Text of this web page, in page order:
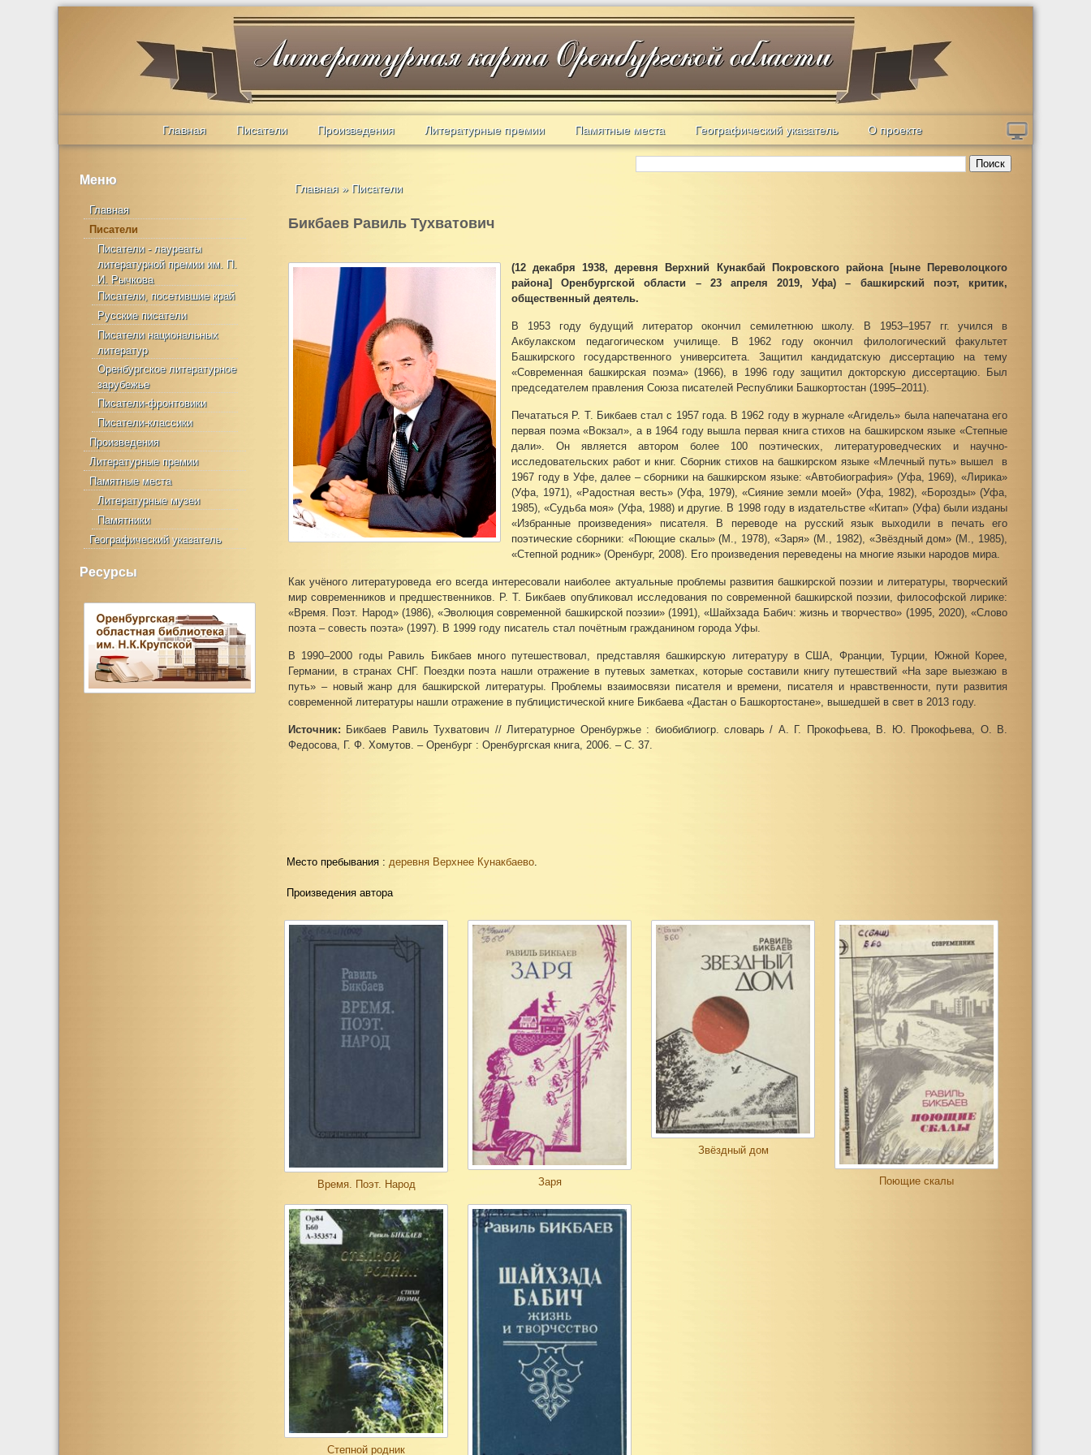
Главная Писатели Произведения Литературные премии Памятные места Географический указатель О проекте
Поиск
Меню
Главная
Писатели
Писатели - лауреаты
литературной премии им. П.
И. Рычкова
Писатели, посетившие край
Русские писатели
Писатели национальных
литератур
Оренбургское литературное
зарубежье
Писатели-фронтовики
Писатели-классики
Произведения
Литературные премии
Памятные места
Литературные музеи
Памятники
Географический указатель
Ресурсы
Главная » Писатели
Бикбаев Равиль Тухватович
(12 декабря 1938, деревня Верхний Кунакбай Покровского района [ныне Переволоцкого
района] Оренбургской области – 23 апреля 2019, Уфа) – башкирский поэт, критик,
общественный деятель.
В 1953 году будущий литератор окончил семилетнюю школу. В 1953–1957 гг. учился в
Акбулакском педагогическом училище. В 1962 году окончил филологический факультет
Башкирского государственного университета. Защитил кандидатскую диссертацию на тему
«Современная башкирская поэма» (1966), в 1996 году защитил докторскую диссертацию. Был
председателем правления Союза писателей Республики Башкортостан (1995–2011).
Печататься Р. Т. Бикбаев стал с 1957 года. В 1962 году в журнале «Агидель» была напечатана его
первая поэма «Вокзал», а в 1964 году вышла первая книга стихов на башкирском языке «Степные
дали». Он является автором более 100 поэтических, литературоведческих и научно-
исследовательских работ и книг. Сборник стихов на башкирском языке «Млечный путь» вышел в
1967 году в Уфе, далее – сборники на башкирском языке: «Автобиография» (Уфа, 1969), «Лирика»
(Уфа, 1971), «Радостная весть» (Уфа, 1979), «Сияние земли моей» (Уфа, 1982), «Борозды» (Уфа,
1985), «Судьба моя» (Уфа, 1988) и другие. В 1998 году в издательстве «Китап» (Уфа) были изданы
«Избранные произведения» писателя. В переводе на русский язык выходили в печать его
поэтические сборники: «Поющие скалы» (М., 1978), «Заря» (М., 1982), «Звёздный дом» (М., 1985),
«Степной родник» (Оренбург, 2008). Его произведения переведены на многие языки народов мира.
Как учёного литературоведа его всегда интересовали наиболее актуальные проблемы развития башкирской поэзии и литературы, творческий
мир современников и предшественников. Р. Т. Бикбаев опубликовал исследования по современной башкирской поэзии, философской лирике:
«Время. Поэт. Народ» (1986), «Эволюция современной башкирской поэзии» (1991), «Шайхзада Бабич: жизнь и творчество» (1995, 2020), «Слово
поэта – совесть поэта» (1997). В 1999 году писатель стал почётным гражданином города Уфы.
B 1990–2000 годы Равиль Бикбаев много путешествовал, представляя башкирскую литературу в США, Франции, Турции, Южной Корее,
Германии, в странах СНГ. Поездки поэта нашли отражение в путевых заметках, которые составили книгу путешествий «На заре выезжаю в
путь» – новый жанр для башкирской литературы. Проблемы взаимосвязи писателя и времени, писателя и нравственности, пути развития
современной литературы нашли отражение в публицистической книге Бикбаева «Дастан о Башкортостане», вышедшей в свет в 2013 году.
Источник: Бикбаев Равиль Тухватович // Литературное Оренбуржье : биобиблиогр. словарь / А. Г. Прокофьева, В. Ю. Прокофьева, О. В.
Федосова, Г. Ф. Хомутов. – Оренбург : Оренбургская книга, 2006. – С. 37.
Место пребывания : деревня Верхнее Кунакбаево.
Произведения автора
Время. Поэт. Народ Заря
Звёздный дом
Поющие скалы
Степной родник